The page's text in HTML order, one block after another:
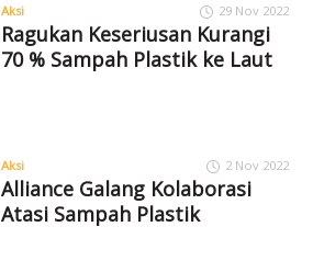
Aksi 29 Nov 2022
Ragukan Keseriusan Kurangi
70 % Sampah Plastik ke Laut
Aksi 2 Nov 2022
Alliance Galang Kolaborasi
Atasi Sampah Plastik